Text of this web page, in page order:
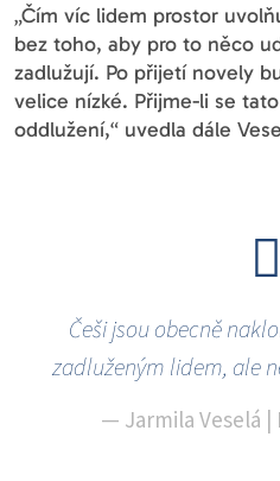
„Čím víc lidem prostor
bez toho, aby pro to něco
zadlužují. Po přijetí novely
velice nízké. Přijme-li se
oddlužení,“ uvedla dále
Češi jsou obecně
zadluženým lidem, ale
— Jarmila Veselá